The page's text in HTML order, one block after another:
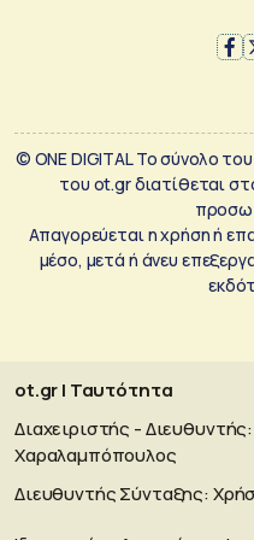
© ONE DIGITAL Το σύνολο
του ot.gr διατίθεται
Απαγορεύεται η χρήση ή
μέσο, μετά ή άνευ
ot.gr | Ταυτότητα
Διαχειριστής -
Χαραλαμπόπουλος
Διευθυντής Σύνταξης: